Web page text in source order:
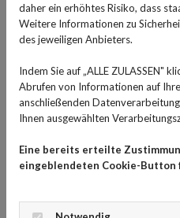
hot-water-bottle.jpg
© Foto: calm_lu,Pixabay
child-cough.jpg
© Foto: Semevent,Pixabay
medikament.jpg
schlafmittel.jpg
daher ein erhöhtes Risiko, dass
Weitere Informationen zu
des jeweiligen Anbieters.
Indem Sie auf „ALLE ZULASSEN"
Abrufen von Informationen auf
anschließenden
Ihnen ausgewählten
Eine bereits erteilte
eingeblendeten Cookie-